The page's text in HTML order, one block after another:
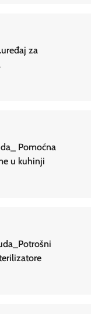
za
Pomoćna
u kuhinji